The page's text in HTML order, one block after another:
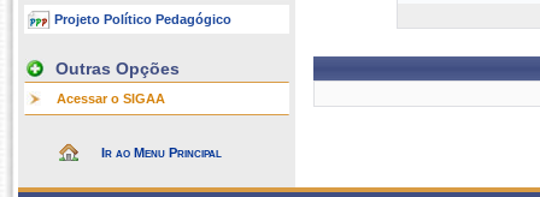
Projeto Político Pedagógico
Outras Opções
Acessar o SIGAA
Ir ao Menu Principal